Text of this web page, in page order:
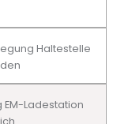
Haltestelle
EM-Ladestation